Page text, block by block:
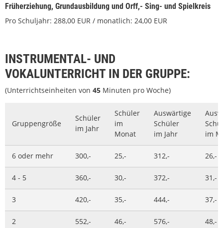
Früherziehung, Grundausbildung und Orff,- Sing- und Spielkreis
Pro Schuljahr: 288,00 EUR / monatlich: 24,00 EUR
INSTRUMENTAL- UND
VOKALUNTERRICHT IN DER GRUPPE:
(Unterrichtseinheiten von 45 Minuten pro Woche)
Gruppengröße
Schüler
im Jahr
Schüler
im
Monat
Auswärtige
Schüler
im Jahr
im
6 oder mehr 300,- 25,- 312,- 26,-
4 - 5 360,- 30,- 372,- 31,-
3 420,- 35,- 444,- 37,-
2 552,- 46,- 576,- 48,-